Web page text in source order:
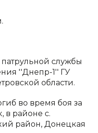
службы
''Днепр-1'' ГУ
области.
во время боя за
в районе с.
район, Донецкая